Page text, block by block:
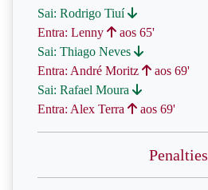
Sai: Rodrigo Tiuí
Entra: Lenny
aos 65'
Sai: Thiago Neves
Entra: André Moritz
aos 69'
Sai: Rafael Moura
Entra: Alex Terra
aos 69'
Penalties